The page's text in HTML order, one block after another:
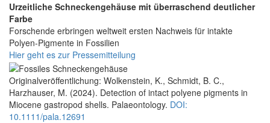
Urzeitliche Schneckengehäuse mit überraschend deutlicher
Farbe
Forschende erbringen weltweit ersten Nachweis für intakte
Polyen-Pigmente in Fossilien
Hier geht es zur Pressemitteilung
Originalveröffentlichung: Wolkenstein, K., Schmidt, B. C.,
Harzhauser, M. (2024). Detection of intact polyene pigments in
Miocene gastropod shells. Palaeontology. DOI:
10.1111/pala.12691